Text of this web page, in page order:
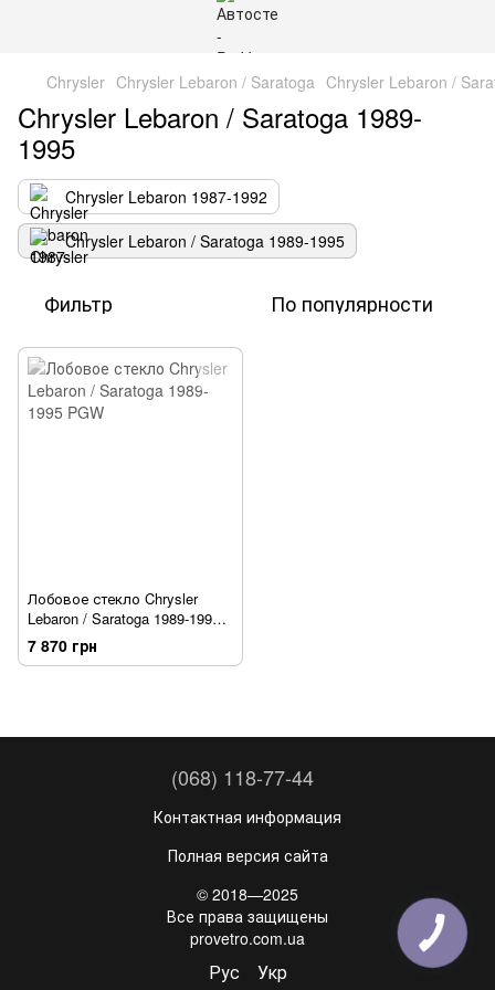
Chrysler Chrysler Lebaron / Saratoga Chrysler Lebaron /
Chrysler Lebaron / Saratoga 1989-
1995
Chrysler Lebaron 1987-1992
Chrysler Lebaron / Saratoga 1989-1995
Фильтр По популярности
Лобовое стекло Chrysler
Lebaron / Saratoga 1989-1995
PGW
7 870 грн
(068) 118-77-44
Контактная информация
Полная версия сайта
© 2018—2025
Все права защищены
provetro.com.ua
Рус Укр